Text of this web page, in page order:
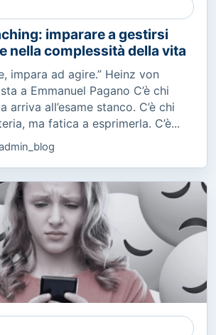
imparare a gestirsi
nella complessità della vita
impara ad agire.” Heinz von
a Emmanuel Pagano C’è chi
arriva all’esame stanco. C’è chi
ma fatica a esprimerla. C’è...